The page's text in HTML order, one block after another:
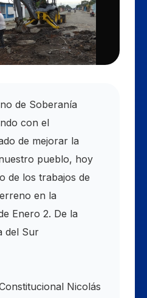
de Soberanía
con el
de mejorar la
pueblo, hoy
de los trabajos de
en la
Enero 2. De la
del Sur
Nicolás